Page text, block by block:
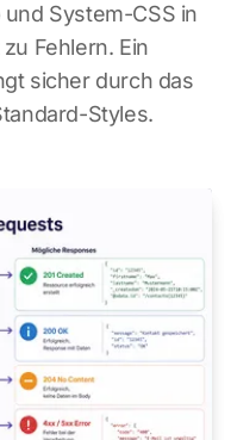
System-CSS in
Fehlern. Ein
sicher durch das
Styles.